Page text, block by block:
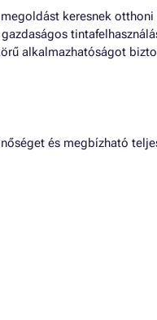
keresnek otthoni
alkalmazhatóságot
és megbízható